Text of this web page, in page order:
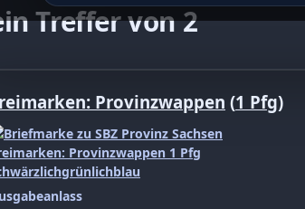
Treffer von 2
Provinzwappen (1 Pfg)